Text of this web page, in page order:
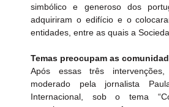
simbólico e generoso dos
adquiriram o edifício e o
entidades, entre as quais a
Temas preocupam as
Após essas três
moderado pela jornalista
Internacional, sob o tema